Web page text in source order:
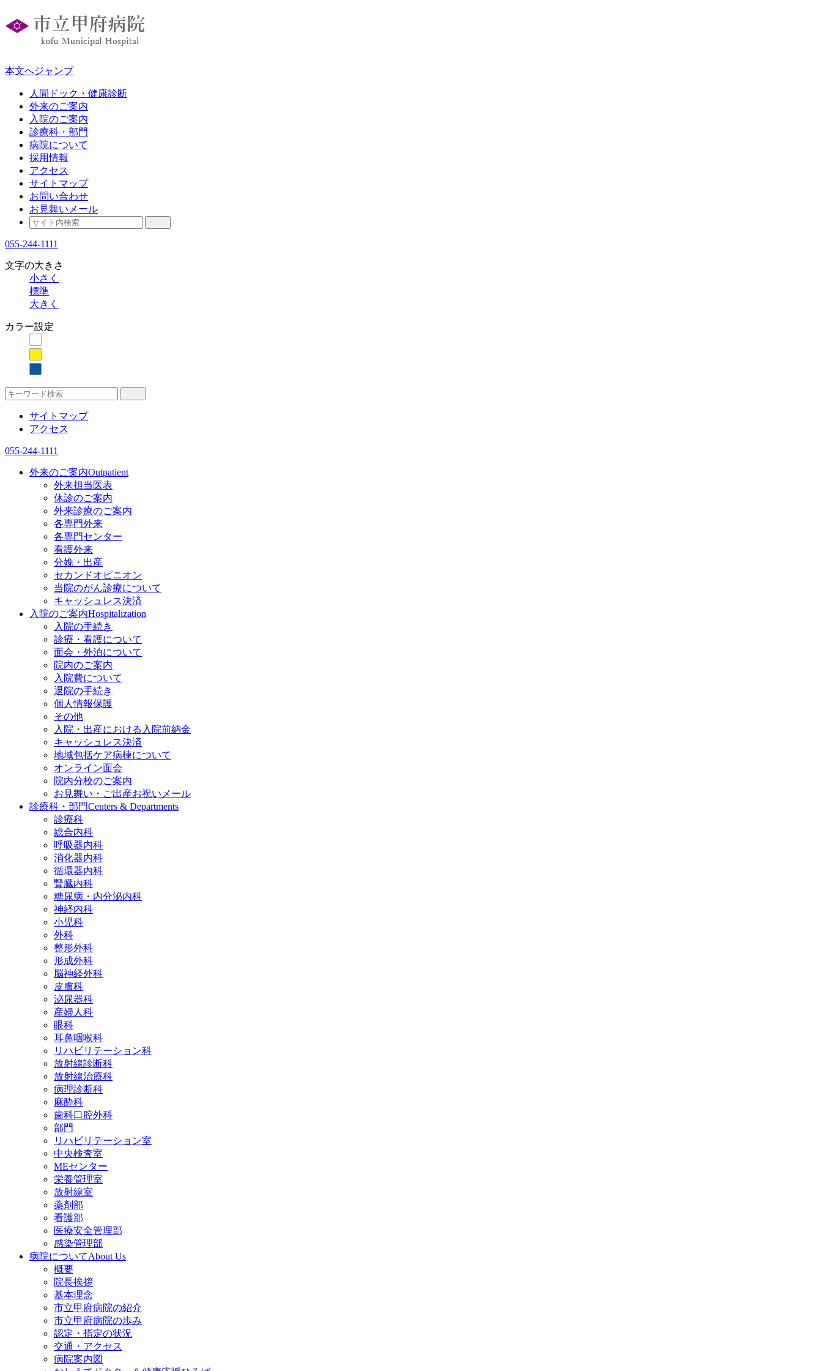
本文へジャンプ
人間ドック・健康診断
外来のご案内
入院のご案内
診療科・部門
病院について
採用情報
アクセス
サイトマップ
お問い合わせ
お見舞いメール
055-244-1111
文字の大きさ
小さく
標準
大きく
カラー設定
サイトマップ
アクセス
055-244-1111
外来のご案内Outpatient
外来担当医表
休診のご案内
外来診療のご案内
各専門外来
各専門センター
看護外来
分娩・出産
セカンドオピニオン
当院のがん診療について
キャッシュレス決済
入院のご案内Hospitalization
入院の手続き
診療・看護について
面会・外泊について
院内のご案内
入院費について
退院の手続き
個人情報保護
その他
入院・出産における入院前納金
キャッシュレス決済
地域包括ケア病棟について
オンライン面会
院内分校のご案内
お見舞い・ご出産お祝いメール
診療科・部門Centers & Departments
診療科
総合内科
呼吸器内科
消化器内科
循環器内科
腎臓内科
糖尿病・内分泌内科
神経内科
小児科
外科
整形外科
形成外科
脳神経外科
皮膚科
泌尿器科
産婦人科
眼科
耳鼻咽喉科
リハビリテーション科
放射線診断科
放射線治療科
病理診断科
麻酔科
歯科口腔外科
部門
リハビリテーション室
中央検査室
MEセンター
栄養管理室
放射線室
薬剤部
看護部
医療安全管理部
感染管理部
病院についてAbout Us
概要
院長挨拶
基本理念
市立甲府病院の紹介
市立甲府病院の歩み
認定・指定の状況
交通・アクセス
病院案内図